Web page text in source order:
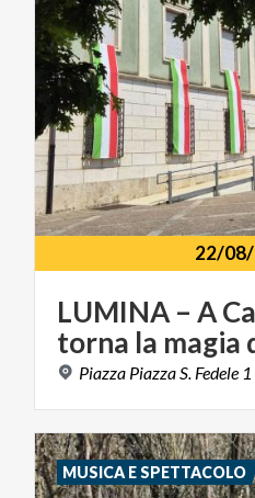
22/
LUMINA – A
torna la magia
Piazza Piazza S. Fedele 1
MUSICA E SPETTACOLO